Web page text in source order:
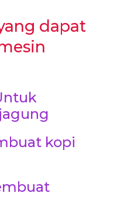
dapat
kopi